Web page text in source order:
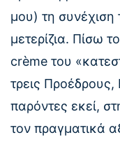
μου) τη
μετερίζια. Πίσω
crème του
τρεις
παρόντες εκεί,
τον πραγματικά